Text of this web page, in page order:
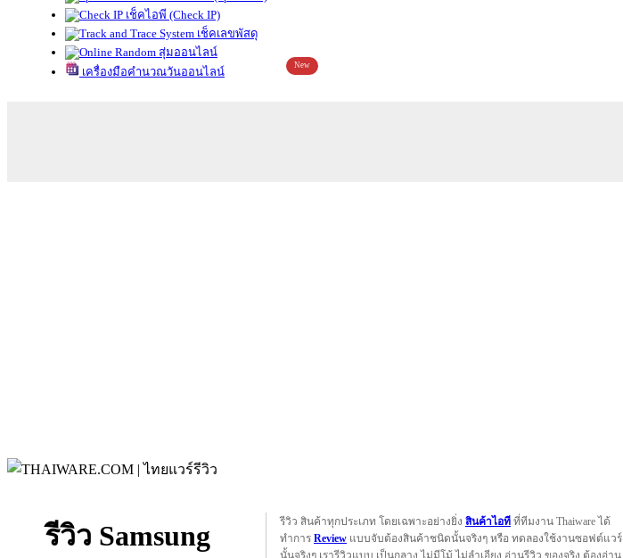
เช็คไอพี (Check IP)
เช็คเลขพัสดุ
สุ่มออนไลน์
เครื่องมือคำนวณวันออนไลน์
New
รีวิว Samsung
รีวิว สินค้าทุกประเภท โดยเฉพาะอย่างยิ่ง สินค้าไอที ที่ทีมงาน Thaiware ได้
ทำการ Review แบบจับต้องสินค้าชนิดนั้นจริงๆ หรือ ทดลองใช้งานซอฟต์แวร์
นั้นจริงๆ เรารีวิวแบบ เป็นกลาง ไม่มีโม้ ไม่ลำเอียง อ่านรีวิว ของจริง ต้องอ่าน